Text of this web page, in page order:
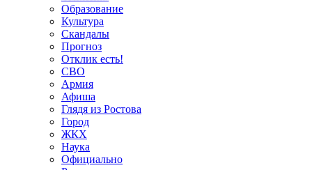
Образование
Культура
Скандалы
Прогноз
Отклик есть!
СВО
Армия
Афиша
Глядя из Ростова
Город
ЖКХ
Наука
Официально